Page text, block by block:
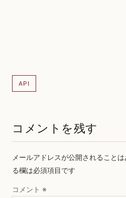
API
コメントを残す
メールアドレスが公開されることは
る欄は必須項目です
コメント ※